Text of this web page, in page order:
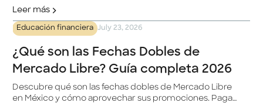
compañía de telecomunicaciones en México, y con la
plataforma en línea, podrás gestionar tus pagos de
manera eficiente desde tu hogar.
Leer más
Educación financiera July 23, 2026
¿Qué son las Fechas Dobles de
Mercado Libre? Guía completa 2026
Descubre qué son las fechas dobles de Mercado Libre
en México y cómo aprovechar sus promociones. Paga